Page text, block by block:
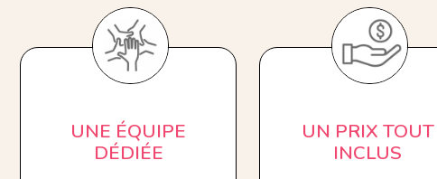
UNE ÉQUIPE
DÉDIÉE
UN PRIX TOUT
INCLUS